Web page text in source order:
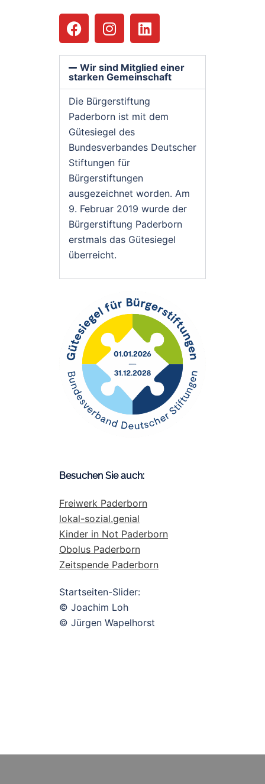
Wir sind Mitglied einer
starken Gemeinschaft
Die Bürgerstiftung
Paderborn ist mit dem
Gütesiegel des
Bundesverbandes Deutscher
Stiftungen für
Bürgerstiftungen
ausgezeichnet worden. Am
9. Februar 2019 wurde der
Bürgerstiftung Paderborn
erstmals das Gütesiegel
überreicht.
Besuchen Sie auch:
Freiwerk Paderborn
lokal-sozial.genial
Kinder in Not Paderborn
Obolus Paderborn
Zeitspende Paderborn
Startseiten-Slider:
© Joachim Loh
© Jürgen Wapelhorst